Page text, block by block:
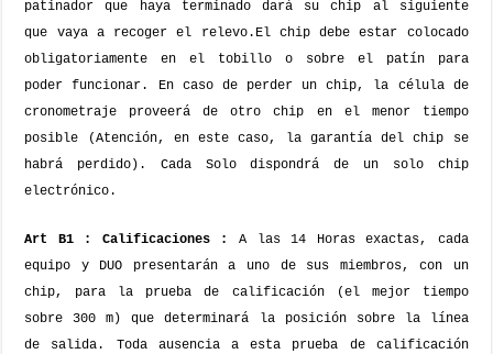
patinador que haya terminado dará su chip al siguiente
que vaya a recoger el relevo. El chip debe estar colocado
obligatoriamente en el tobillo o sobre el patín para
poder funcionar.
En caso de perder un chip, la célula de
cronometraje proveerá de otro chip en el menor tiempo
posible (Atención, en este caso, la garantía del chip se
habrá perdido). Cada Solo dispondrá de un solo chip
electrónico.
Art B1 : Calificaciones :
A las 14 Horas exactas, cada
equipo y DUO presentarán a uno de sus miembros, con un
chip, para la prueba de calificación (el mejor tiempo
sobre 300 m) que determinará la posición sobre la línea
de salida. Toda ausencia a esta prueba de calificación